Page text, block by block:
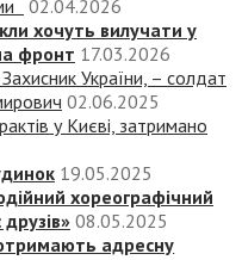
02.04.2026
хочуть вилучати у
фронт 17.03.2026
України, – солдат
02.06.2025
у Києві, затримано
19.05.2025
хореографічний
08.05.2025
адресну